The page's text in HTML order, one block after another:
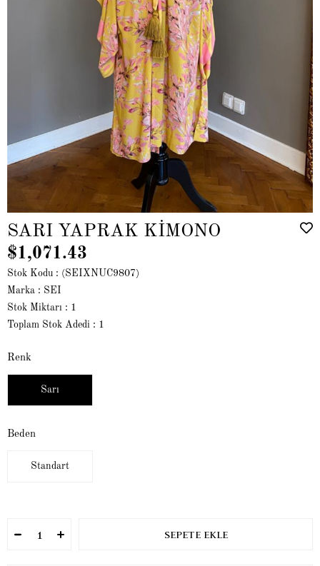
SARI YAPRAK KİMONO
$1,071.43
Stok Kodu
(SEIXNUC9807)
Marka : SEI
Stok Miktarı : 1
Toplam Stok Adedi : 1
Renk
Sarı
Beden
Standart